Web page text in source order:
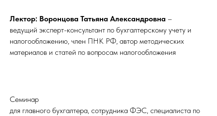
Лектор: Воронцова Татьяна Александровна –
ведущий эксперт-консультант по бухгалтерскому учету и
налогообложению, член ПНК РФ, автор методических
материалов и статей по вопросам налогообложения
Семинар
для главного бухгалтера, сотрудника ФЭС, специалиста по